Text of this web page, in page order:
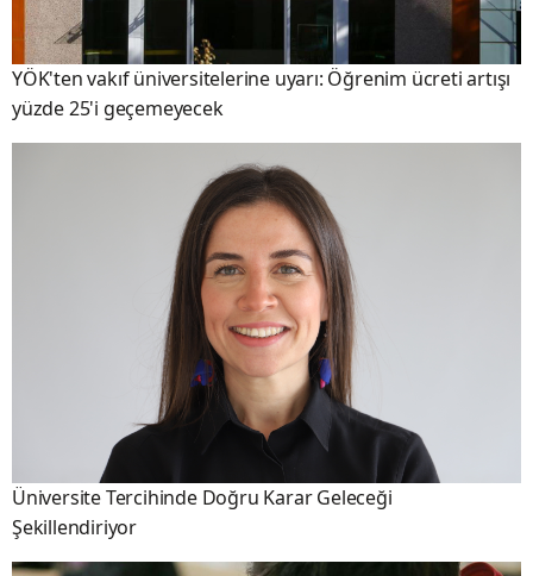
YÖK'ten vakıf üniversitelerine uyarı: Öğrenim ücreti artışı
yüzde 25'i geçemeyecek
Üniversite Tercihinde Doğru Karar Geleceği
Şekillendiriyor